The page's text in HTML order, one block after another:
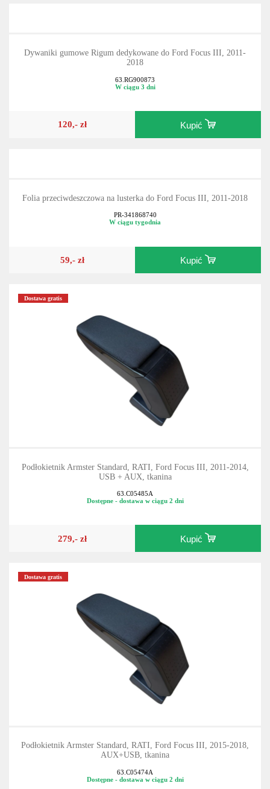
Dywaniki gumowe Rigum dedykowane do Ford Focus III, 2011-
2018
63.RG900873
W ciągu 3 dni
120,- zł Kupić
Folia przeciwdeszczowa na lusterka do Ford Focus III, 2011-2018
PR-341868740
W ciągu tygodnia
59,- zł Kupić
Dostawa gratis
Podłokietnik Armster Standard, RATI, Ford Focus III, 2011-2014,
USB + AUX, tkanina
63.C05485A
Dostępne - dostawa w ciągu 2 dni
279,- zł Kupić
Dostawa gratis
Podłokietnik Armster Standard, RATI, Ford Focus III, 2015-2018,
AUX+USB, tkanina
63.C05474A
Dostępne - dostawa w ciągu 2 dni